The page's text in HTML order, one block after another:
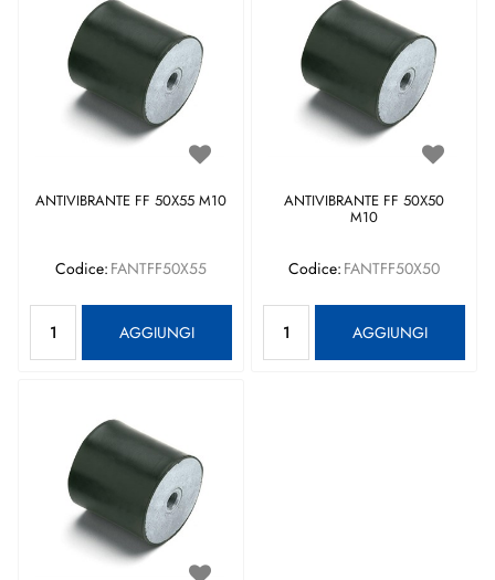
ANTIVIBRANTE FF 50X55 M10
Codice: FANTFF50X55
AGGIUNGI
ANTIVIBRANTE FF 50X50
M10
Codice: FANTFF50X50
AGGIUNGI